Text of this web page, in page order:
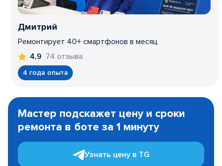
Дмитрий
Ремонтирует 40+ смартфонов в месяц
4,9 74 отзыва
4 года опыта
1
Мастер подскажет цену и сроки
ремонта в боте за 1 минуту
Узнать цену в TG